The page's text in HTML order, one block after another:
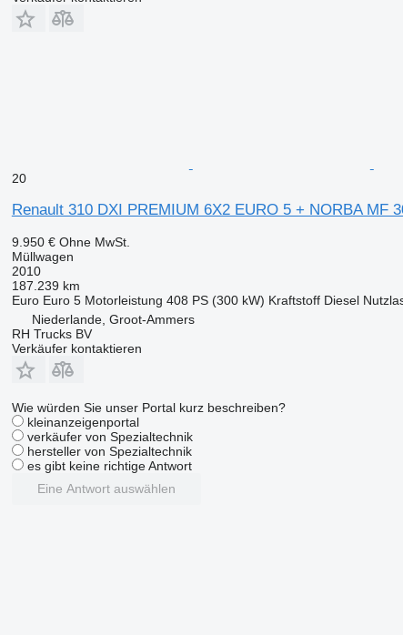
20
Renault 310 DXI PREMIUM 6X2 EURO 5 + NORBA MF
9.950 € Ohne MwSt.
Müllwagen
2010
187.239 km
Euro Euro 5 Motorleistung 408 PS (300 kW) Kraftstoff Diesel
Niederlande, Groot-Ammers
RH Trucks BV
Verkäufer kontaktieren
Wie würden Sie unser Portal kurz beschreiben?
kleinanzeigenportal
verkäufer von Spezialtechnik
hersteller von Spezialtechnik
es gibt keine richtige Antwort
Eine Antwort auswählen